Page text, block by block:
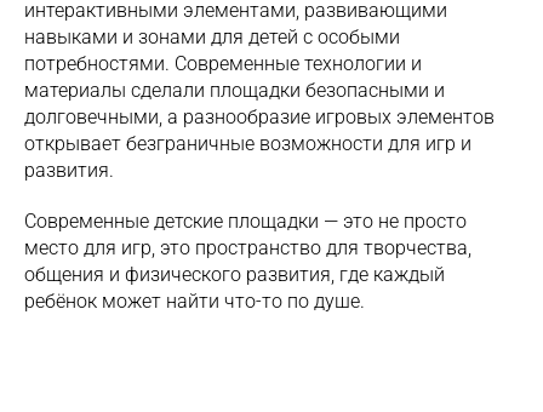
интерактивными элементами, развивающими
навыками и зонами для детей с особыми
потребностями. Современные технологии и
материалы сделали площадки безопасными и
долговечными, а разнообразие игровых элементов
открывает безграничные возможности для игр и
развития.
Современные детские площадки — это не просто
место для игр, это пространство для творчества,
общения и физического развития, где каждый
ребёнок может найти что-то по душе.